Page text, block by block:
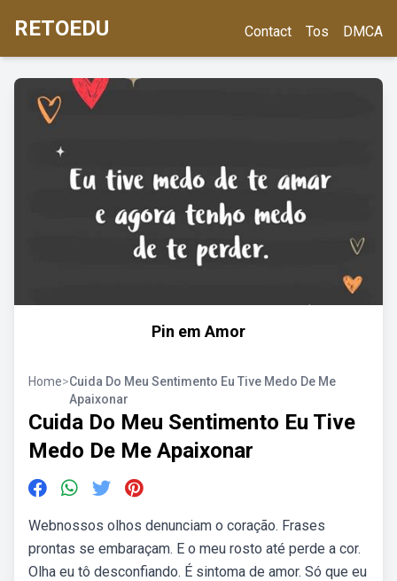
RETOEDU Contact Tos DMCA
Pin em Amor
Home>Cuida Do Meu Sentimento Eu Tive Medo De Me
Apaixonar
Cuida Do Meu Sentimento Eu Tive
Medo De Me Apaixonar
Webnossos olhos denunciam o coração. Frases
prontas se embaraçam. E o meu rosto até perde a cor.
Olha eu tô desconfiando. É sintoma de amor. Só que eu